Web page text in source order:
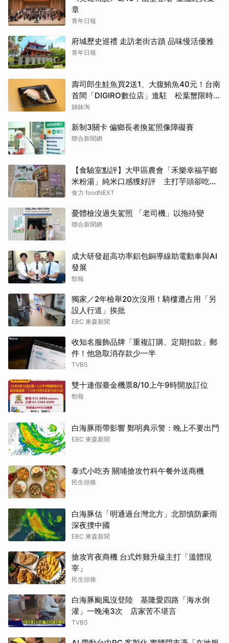
章
青年日報
府城歷史巡禮 走訪老街古蹟 品味慢活優雅
青年日報
壽司郎生鮭魚買2送1、大腹鮪魚40元！台南
首間「DIGIRO數位店」進駐 松葉蟹限時上
桌
姊妹淘
新制3關卡 偏鄉長者換駕照像障礙賽
聯合新聞網
【食驗室點評】大甲區農會「禾樂幸福芋鄉
米粉湯」純米口感獲好評 主打芋頭卻吃不
到存在感
食力 foodNEXT
憂體檢沒過失駕照 「老司機」以拖待變
聯合新聞網
成大研發超高功率鋁包銅導線助電動車與AI
發展
勁報
獨家／2年檢舉20次沒用！騎樓遭占用「另
設人行道」挨批
EBC 東森新聞
收知名服飾品牌「重複訂購、定期扣款」郵
件！他急取消存款少一半
TVBS
雙十連假臺金機票8/10上午9時開放訂位
勁報
白海豚雨帶影響 鄭明典示警：晚上不要出門
EBC 東森新聞
泰式小吃夯 關埔搶攻竹科午餐外送商機
民生頭條
白海豚估「明通過台灣北方」北部慎防豪雨
深夜撲中國
EBC 東森新聞
搶攻宵夜商機 台式炸雞升級主打「溫體現
宰」
民生頭條
白海豚颱風沒登陸 基隆愛四路「海水倒
灌」一晚淹3次 店家苦不堪言
TVBS